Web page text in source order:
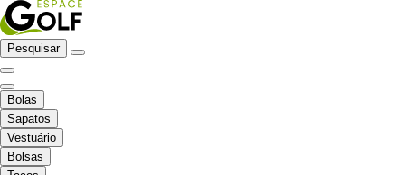
Pesquisar
Bolas
Sapatos
Vestuário
Bolsas